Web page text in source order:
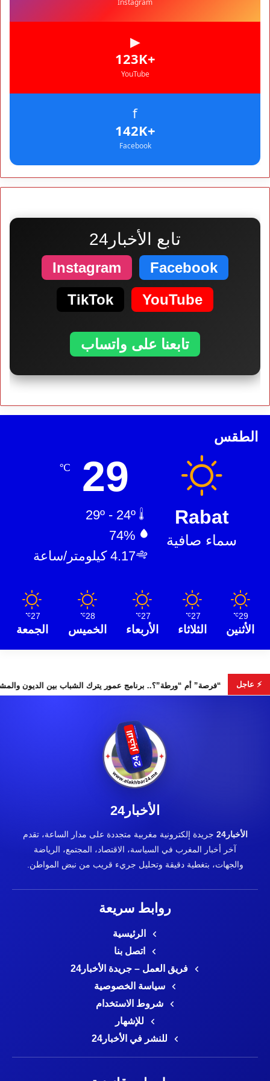
▶
+123K
YouTube
f
+142K
Facebook
تابع الأخبار24
Facebook
Instagram
YouTube
TikTok
تابعنا على واتساب
الطقس
Rabat
سماء صافية
29
℃
74%
4.17 كيلومتر/ساعة
29
℃
الأثنين
27
℃
الثلاثاء
27
℃
الأربعاء
28
℃
الخميس
27
℃
الجمعة
⚡ عاجل “فرصة” أم “ورطة”؟.. برنامج عمور يترك الشباب
الأخبار24
الأخبار24
جريدة إلكترونية مغربية متجددة على مدار الساعة، تقدم
آخر أخبار المغرب في السياسة، الاقتصاد، المجتمع، الرياضة
والجهات، بتغطية دقيقة وتحليل جريء قريب من نبض المواطن.
روابط سريعة
الرئيسية
اتصل بنا
فريق العمل – جريدة الأخبار24
سياسة الخصوصية
شروط الاستخدام
للإشهار
للنشر في الأخبار24